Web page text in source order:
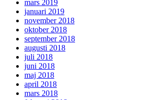
mars 2019
januari 2019
november 2018
oktober 2018
september 2018
augusti 2018
juli 2018
juni 2018
maj 2018
april 2018
mars 2018